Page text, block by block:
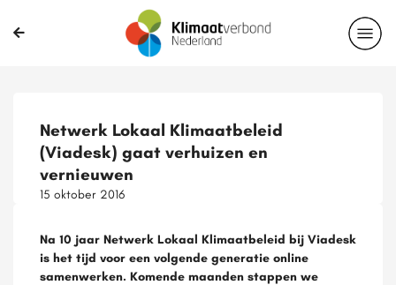
Netwerk Lokaal Klimaatbeleid
(Viadesk) gaat verhuizen en
vernieuwen
15 oktober 2016
Na 10 jaar Netwerk Lokaal Klimaatbeleid bij Viadesk
is het tijd voor een volgende generatie online
samenwerken. Komende maanden stappen we